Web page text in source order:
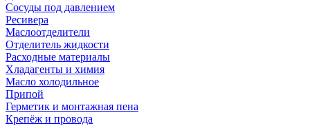
Сосуды под давлением
Ресивера
Маслоотделители
Отделитель жидкости
Расходные материалы
Хладагенты и химия
Масло холодильное
Припой
Герметик и монтажная пена
Крепёж и провода